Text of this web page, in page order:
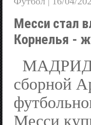
Месси стал
Корнелья -
МАДРИД,
сборной
Месси